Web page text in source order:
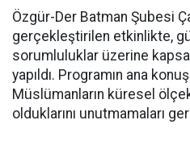
Özgür-Der Batman Şubesi
gerçekleştirilen etkinlikte,
sorumluluklar üzerine
yapıldı. Programın ana
Müslümanların küresel
olduklarını unutmamaları